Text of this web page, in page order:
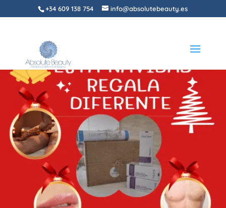
+34 609 138 754 info@absolutebeauty.es